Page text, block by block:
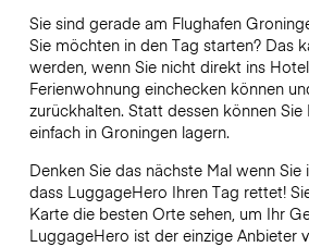
Sie sind gerade am Flughafen
Sie möchten in den Tag starten? Das
werden, wenn Sie nicht direkt ins
Ferienwohnung einchecken können
zurückhalten. Statt dessen können
einfach in Groningen lagern.
Denken Sie das nächste Mal wenn Sie
dass LuggageHero Ihren Tag rettet!
Karte die besten Orte sehen, um Ihr
LuggageHero ist der einzige Anbieter